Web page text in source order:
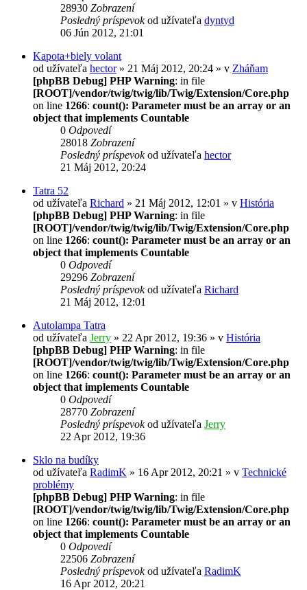
28930 Zobrazení
Posledný príspevokod užívateľa dyntyd
06 Jún 2012, 21:01
Kapota+biely volant
od užívateľa hector» 21 Máj 2012, 20:24 » v Zháňam
[phpBB Debug] PHP Warning: in file
[ROOT]/vendor/twig/twig/lib/Twig/Extension/Core.php
on line 1266: count(): Parameter must be an array or an
object that implements Countable
0 Odpovedí
28018 Zobrazení
Posledný príspevokod užívateľa hector
21 Máj 2012, 20:24
Tatra 52
od užívateľa Richard » 21 Máj 2012, 12:01 » v História
[phpBB Debug] PHP Warning: in file
[ROOT]/vendor/twig/twig/lib/Twig/Extension/Core.php
on line 1266: count(): Parameter must be an array or an
object that implements Countable
0 Odpovedí
29296 Zobrazení
Posledný príspevokod užívateľa Richard
21 Máj 2012, 12:01
Autolampa Tatra
od užívateľa Jerry » 22 Apr 2012, 19:36 » v História
[phpBB Debug] PHP Warning: in file
[ROOT]/vendor/twig/twig/lib/Twig/Extension/Core.php
on line 1266: count(): Parameter must be an array or an
object that implements Countable
0 Odpovedí
28770 Zobrazení
Posledný príspevokod užívateľa Jerry
22 Apr 2012, 19:36
Sklo na budíky
od užívateľa RadimK » 16 Apr 2012, 20:21 » v Technické
problémy
[phpBB Debug] PHP Warning: in file
[ROOT]/vendor/twig/twig/lib/Twig/Extension/Core.php
on line 1266: count(): Parameter must be an array or an
object that implements Countable
0 Odpovedí
22506 Zobrazení
Posledný príspevokod užívateľa RadimK
16 Apr 2012, 20:21